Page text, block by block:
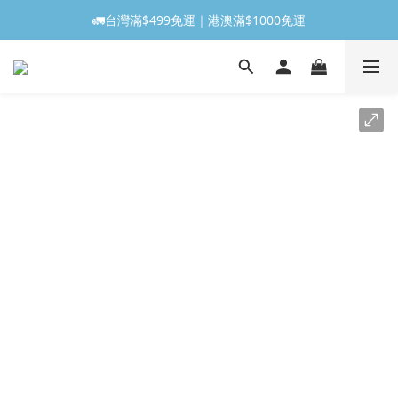
🚛台灣滿$499免運｜港澳滿$1000免運